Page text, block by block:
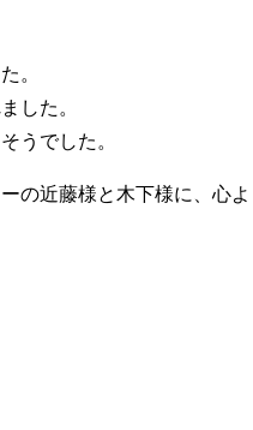
。
した。
うでした。
の近藤様と木下様に、心よ